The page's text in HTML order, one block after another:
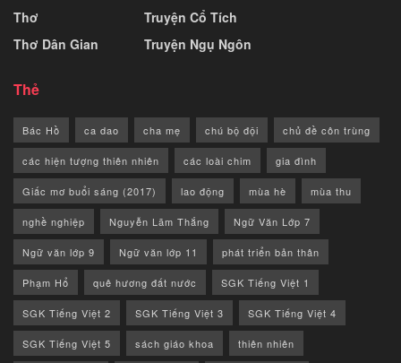
Thơ
Thơ Dân Gian
Truyện Cổ Tích
Truyện Ngụ Ngôn
Thẻ
Bác Hồ ca dao cha mẹ chú bộ đội chủ đề côn trùng
các hiện tượng thiên nhiên các loài chim gia đình
Giấc mơ buổi sáng (2017) lao động mùa hè mùa thu
nghề nghiệp Nguyễn Lãm Thắng Ngữ Văn Lớp 7
Ngữ văn lớp 9 Ngữ văn lớp 11 phát triển bản thân
Phạm Hổ quê hương đất nước SGK Tiếng Việt 1
SGK Tiếng Việt 2 SGK Tiếng Việt 3 SGK Tiếng Việt 4
SGK Tiếng Việt 5 sách giáo khoa thiên nhiên